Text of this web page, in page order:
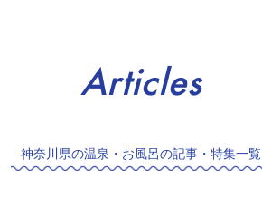
Articles
神奈川県の温泉・お風呂の記事・特集一覧